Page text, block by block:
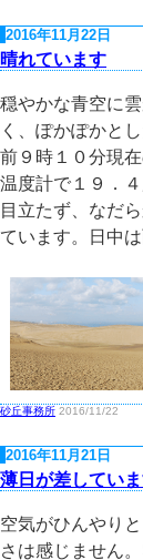
2016年11月22日
晴れています
穏やかな青空に
く、ぽかぽかと
前９時１０分現
温度計で１９．
目立たず、なだ
ています。日中
砂丘事務所 2016/11/22
2016年11月21日
薄日が差してい
空気がひんやり
さは感じません